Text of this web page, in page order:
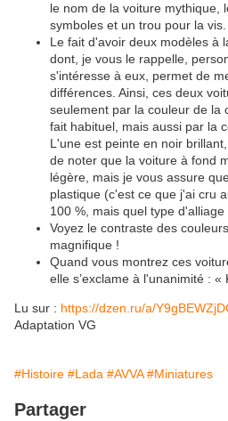
le nom de la voiture mythique,
symboles et un trou pour la vis.
Le fait d'avoir deux modèles à
dont, je vous le rappelle,
s'intéresse à eux, permet de
différences. Ainsi, ces deux
seulement par la couleur de la
fait habituel, mais aussi par la
L'une est peinte en noir
de noter que la voiture à fond
légère, mais je vous assure
plastique (c'est ce que j'ai cru
100 %, mais quel type d'alliage
Voyez le contraste des
magnifique !
Quand vous montrez ces
elle s’exclame à l'unanimité : «
Lu sur : https://dzen.ru/a/
Adaptation VG
#Histoire #Lada #AVVA #Miniatures
Partager